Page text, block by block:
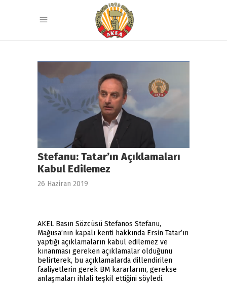
Stefanu: Tatar’ın Açıklamaları
Kabul Edilemez
26 Haziran 2019
AKEL Basın Sözcüsü Stefanos Stefanu,
Mağusa’nın kapalı kenti hakkında Ersin Tatar’ın
yaptığı açıklamaların kabul edilemez ve
kınanması gereken açıklamalar olduğunu
belirterek, bu açıklamalarda dillendirilen
faaliyetlerin gerek BM kararlarını, gerekse
anlaşmaları ihlali teşkil ettiğini söyledi.